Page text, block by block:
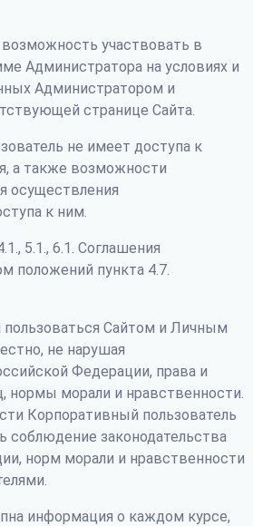
участвовать в
Администратора на условиях и
Администратором и
странице Сайта.
не имеет доступа к
а также возможности
осуществления
к ним.
5.1., 6.1. Соглашения
положений пункта 4.7.
пользоваться Сайтом и Личным
не нарушая
Федерации, права и
нормы морали и нравственности.
Корпоративный пользователь
соблюдение законодательства
норм морали и нравственности
информация о каждом курсе,